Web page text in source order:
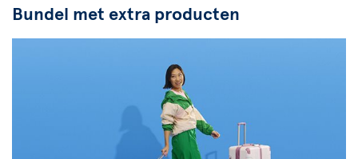
Bundel met extra producten